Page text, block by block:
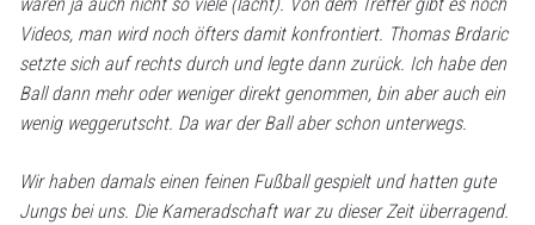
Videos, man wird noch öfters damit konfrontiert. Thomas Brdaric
setzte sich auf rechts durch und legte dann zurück. Ich habe den
Ball dann mehr oder weniger direkt genommen, bin aber auch ein
wenig weggerutscht. Da war der Ball aber schon unterwegs.
Wir haben damals einen feinen Fußball gespielt und hatten gute
Jungs bei uns. Die Kameradschaft war zu dieser Zeit überragend.